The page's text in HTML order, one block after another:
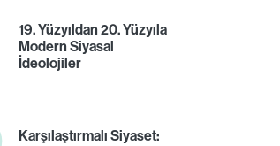
19. Yüzyıldan 20. Yüzyıla
Modern Siyasal
İdeolojiler
Karşılaştırmalı Siyaset: